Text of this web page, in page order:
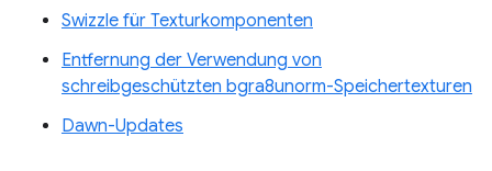
Swizzle für Texturkomponenten
Entfernung der Verwendung von
schreibgeschützten bgra8unorm-Speichertexturen
Dawn-Updates